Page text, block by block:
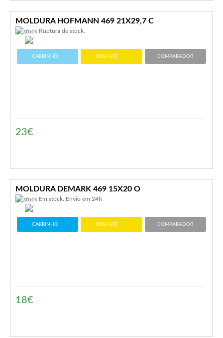
MOLDURA HOFMANN 469 21X29,7 C
Ruptura de stock.
CARRINHO WISHLIST COMPARADOR
23€
MOLDURA DEMARK 469 15X20 O
Em stock. Envio em 24h
CARRINHO WISHLIST COMPARADOR
18€